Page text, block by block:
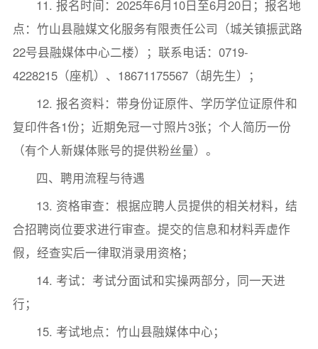
11. 报名时间：2025年6月10日至6月20日；报名地
点：竹山县融媒文化服务有限责任公司（城关镇振武路
22号县融媒体中心二楼）；联系电话：0719-
4228215（座机）、18671175567（胡先生）；
12. 报名资料：带身份证原件、学历学位证原件和
复印件各1份；近期免冠一寸照片3张；个人简历一份
（有个人新媒体账号的提供粉丝量）。
四、聘用流程与待遇
13. 资格审查：根据应聘人员提供的相关材料，结
合招聘岗位要求进行审查。提交的信息和材料弄虚作
假，经查实后一律取消录用资格；
14. 考试：考试分面试和实操两部分，同一天进
行；
15. 考试地点：竹山县融媒体中心；